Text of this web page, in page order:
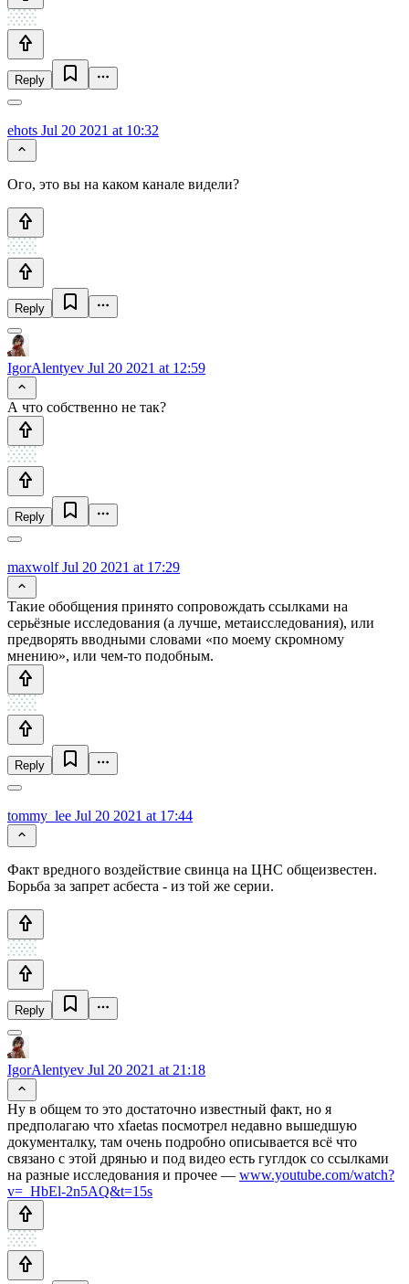
Reply
ehots Jul 20 2021 at 10:32
Ого, это вы на каком канале видели?
Reply
IgorAlentyev Jul 20 2021 at 12:59
А что собственно не так?
Reply
maxwolfJul 20 2021 at 17:29
Такие обобщения принято сопровождать ссылками на
серьёзные исследования (а лучше, метаисследования), или
предворять вводными словами «по моему скромному
мнению», или чем-то подобным.
Reply
tommy_lee Jul 20 2021 at 17:44
Факт вредного воздействие свинца на ЦНС общеизвестен.
Борьба за запрет асбеста - из той же серии.
Reply
IgorAlentyev Jul 20 2021 at 21:18
Ну в общем то это достаточно известный факт, но я
предполагаю что xfaetas посмотрел недавно вышедшую
документалку, там очень подробно описывается всё что
связано с этой дрянью и под видео есть гуглдок со ссылками
на разные исследования и прочее — www.youtube.com/watch?
v=_HbEl-2n5AQ&t=15s